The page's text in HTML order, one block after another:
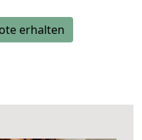
erhalten